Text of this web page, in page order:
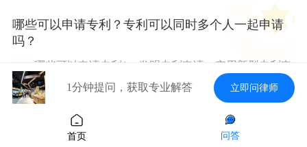
哪些可以申请专利？专利可以同时多个人一起申请
吗？
一、哪些可以申请专利1、发明专利申请、实用新型专利申
请、外观设计...
专利申请收费标准是怎样的？申请不同类型的专利
1分钟提问，获取专业解答 立即问律师
首页 问答